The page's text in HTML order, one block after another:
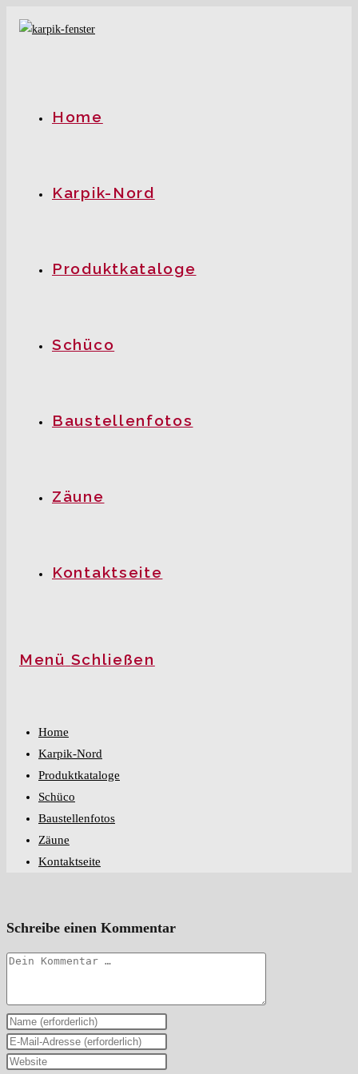
Inhalt
Home
Karpik-Nord
Produktkataloge
Schüco
Baustellenfotos
Zäune
Kontaktseite
Menü Schließen
Home
Karpik-Nord
Produktkataloge
Schüco
Baustellenfotos
Zäune
Kontaktseite
Schreibe einen Kommentar
Kommentar
Gib
deinen
Namen
Gib
deine
Gib